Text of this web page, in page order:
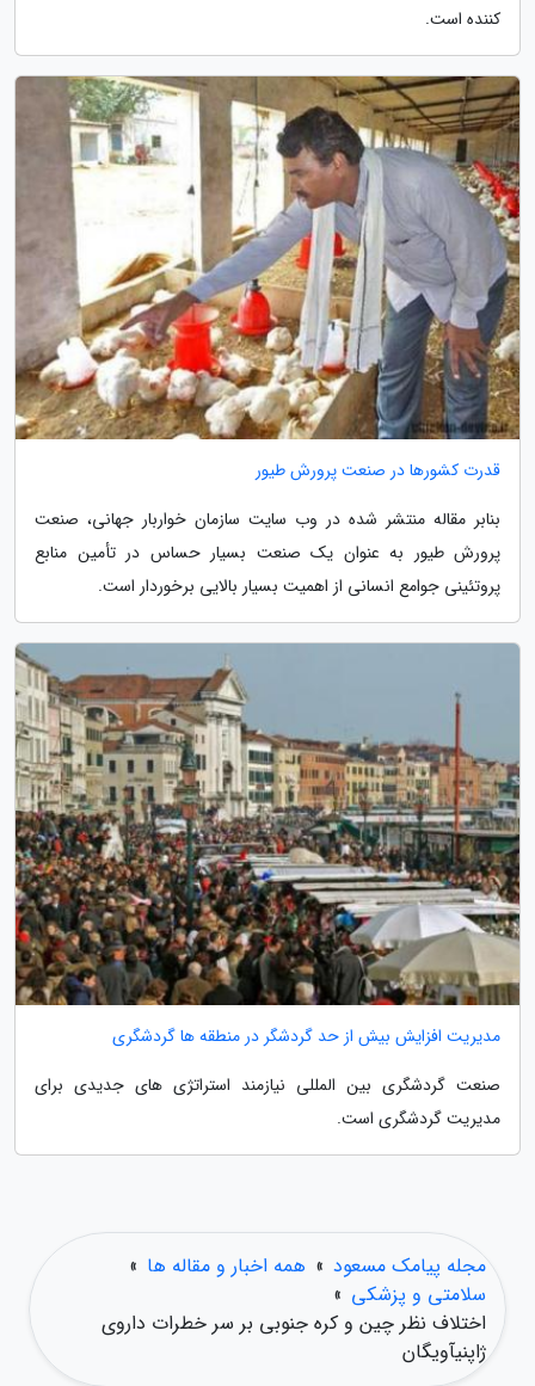
کننده است.
قدرت کشورها در صنعت پرورش طیور
بنابر مقاله منتشر شده در وب سایت سازمان خواربار جهانی، صنعت
پرورش طیور به عنوان یک صنعت بسیار حساس در تأمین منابع
پروتئینی جوامع انسانی از اهمیت بسیار بالایی برخوردار است.
مدیریت افزایش بیش از حد گردشگر در منطقه ها گردشگری
صنعت گردشگری بین المللی نیازمند استراتژی های جدیدی برای
مدیریت گردشگری است.
مجله پیامک مسعود » همه اخبار و مقاله ها »
سلامتی و پزشکی »
اختلاف نظر چین و کره جنوبی بر سر خطرات داروی
ژاپنیآویگان